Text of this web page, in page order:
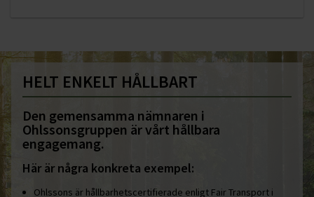
HELT ENKELT HÅLLBART
Den gemensamma nämnaren i
Ohlssonsgruppen är vårt hållbara
engagemang.
Här är några konkreta exempel:
Ohlssons är hållbarhetscertifierade enligt Fair Transport i